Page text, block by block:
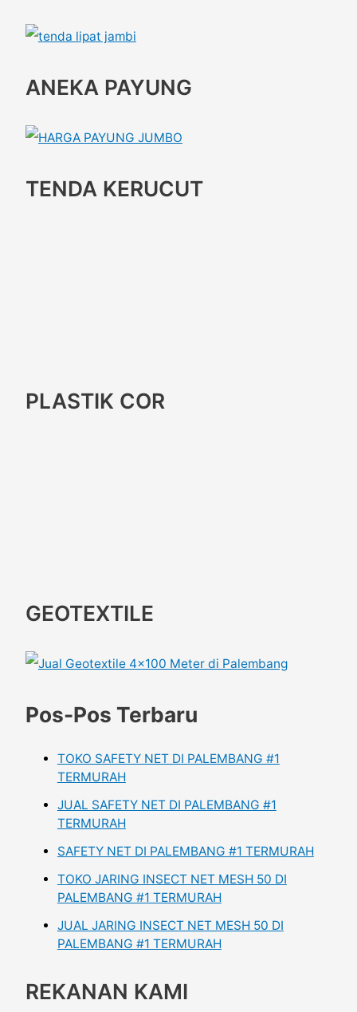
ANEKA PAYUNG
TENDA KERUCUT
PLASTIK COR
GEOTEXTILE
Pos-Pos Terbaru
TOKO SAFETY NET DI PALEMBANG #1
TERMURAH
JUAL SAFETY NET DI PALEMBANG #1
TERMURAH
SAFETY NET DI PALEMBANG #1 TERMURAH
TOKO JARING INSECT NET MESH 50 DI
PALEMBANG #1 TERMURAH
JUAL JARING INSECT NET MESH 50 DI
PALEMBANG #1 TERMURAH
REKANAN KAMI